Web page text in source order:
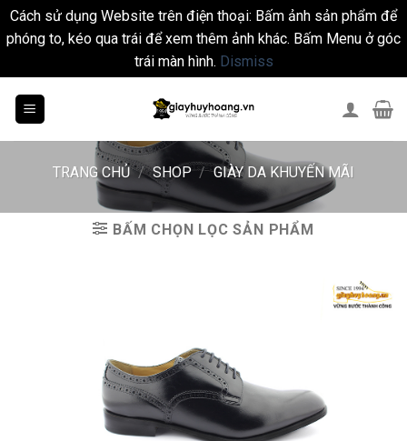
Cách sử dụng Website trên điện thoại: Bấm ảnh sản phẩm để
phóng to, kéo qua trái để xem thêm ảnh khác. Bấm Menu ở góc
trái màn hình. Dismiss
TRANG CHỦ / SHOP / GIÀY DA KHUYẾN MÃI
BẤM CHỌN LỌC SẢN PHẨM